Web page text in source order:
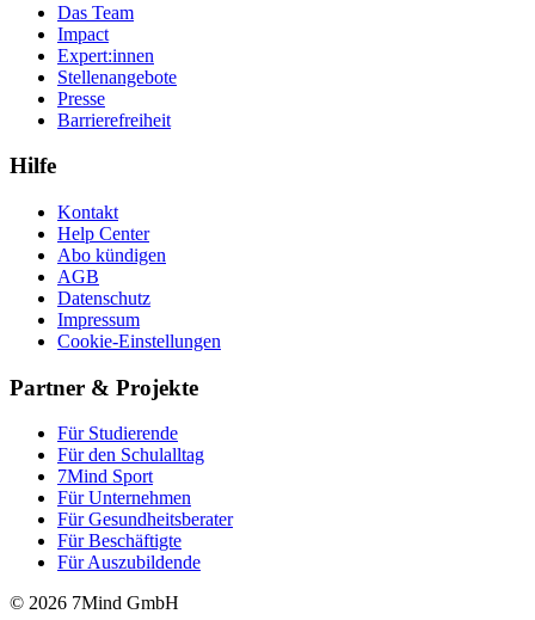
Das Team
Impact
Expert:innen
Stellenangebote
Presse
Barrierefreiheit
Hilfe
Kontakt
Help Center
Abo kündigen
AGB
Datenschutz
Impressum
Cookie-Einstellungen
Partner & Projekte
Für Stu­die­rende
Für den Schulalltag
7Mind Sport
Für Unter­neh­men
Für Gesund­heits­be­ra­ter
Für Beschäftigte
Für Auszubildende
© 2026 7Mind GmbH